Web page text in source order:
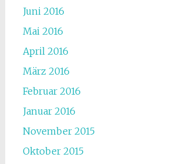
Juni 2016
Mai 2016
April 2016
März 2016
Februar 2016
Januar 2016
November 2015
Oktober 2015